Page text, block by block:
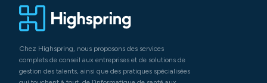
Chez Highspring, nous proposons des services
complets de conseil aux entreprises et de solutions de
gestion des talents, ainsi que des pratiques spécialisées